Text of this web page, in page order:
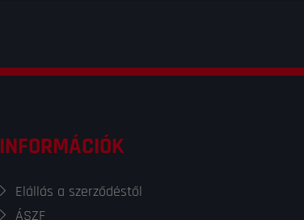
INFORMÁCIÓK
Elállás a szerződéstől
ÁSZF